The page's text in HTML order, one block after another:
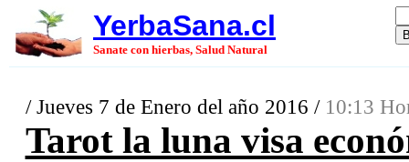
YerbaSana.cl
Sanate con hierbas, Salud Natural
/ Jueves 7 de Enero del año 2016 / 10:13
Tarot la luna visa